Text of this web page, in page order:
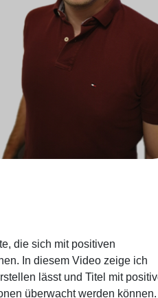
die sich mit positiven
In diesem Video zeige ich
lässt und Titel mit
überwacht werden können.